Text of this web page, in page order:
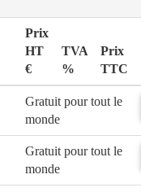
Prix
HT
€
TVA
%
Prix
TTC
Gratuit pour tout le
monde
Gratuit pour tout le
monde